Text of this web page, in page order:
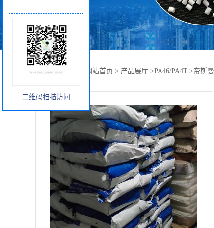
您当前的位置： 网站首页 > 产品展厅 >PA46/PA4T >帝斯曼
二维码扫描访问